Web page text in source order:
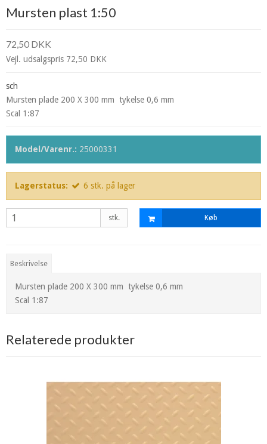
Mursten plast 1:50
72,50 DKK
Vejl. udsalgspris 72,50 DKK
sch
Mursten plade 200 X 300 mm tykelse 0,6 mm
Scal 1:87
Model/Varenr.: 25000331
Lagerstatus: 6 stk. på lager
stk. Køb
Beskrivelse
Mursten plade 200 X 300 mm tykelse 0,6 mm
Scal 1:87
Relaterede produkter